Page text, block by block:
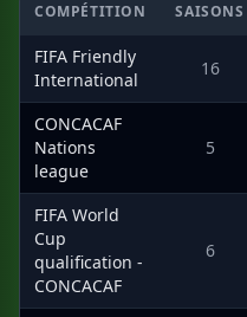
COMPÉTITION SAISONS
FIFA Friendly
International
16
CONCACAF
Nations
league
5
FIFA World
Cup
qualification -
CONCACAF
6